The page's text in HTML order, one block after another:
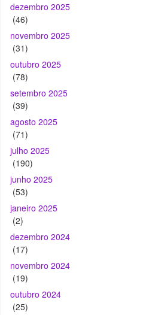
dezembro 2025
(46)
novembro 2025
(31)
outubro 2025
(78)
setembro 2025
(39)
agosto 2025
(71)
julho 2025
(190)
junho 2025
(53)
janeiro 2025
(2)
dezembro 2024
(17)
novembro 2024
(19)
outubro 2024
(25)